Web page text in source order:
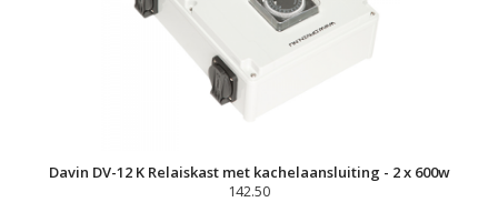
Davin DV-12 K Relaiskast met kachelaansluiting - 2 x 600w
142.50